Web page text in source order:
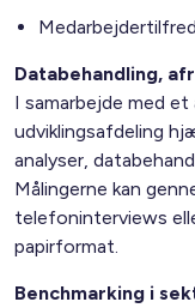
Databehandling,
I samarbejde med
udviklingsafdeling
analyser,
Målingerne kan
telefoninterviews
papirformat.
Benchmarking i